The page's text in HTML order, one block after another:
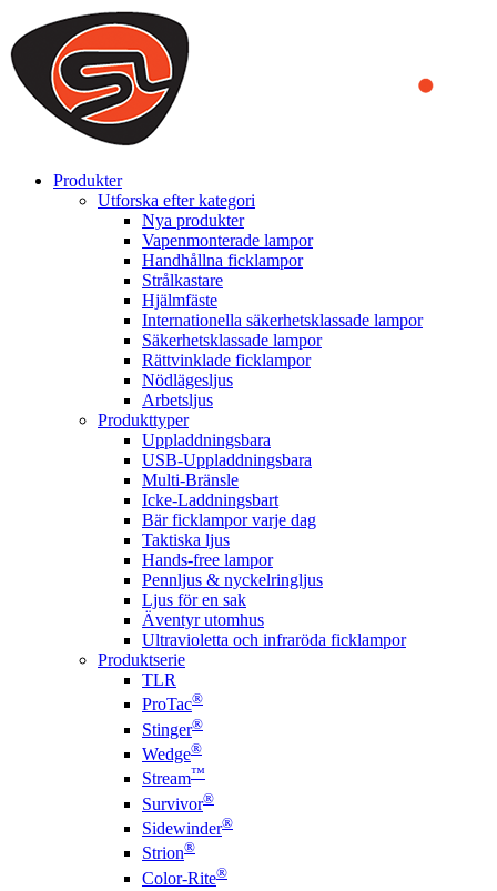
We use cookies to ensure that we provide you the best experience
on our website. By continuing to browse this website, you accept
that cookies are used to help us analyze how the website is used and
to offer you a better experience. To learn more or to find out how
you can disable cookies, you can access our
Produkter
Utforska efter kategori
Nya produkter
Vapenmonterade lampor
Handhållna ficklampor
Strålkastare
Hjälmfäste
Internationella säkerhetsklassade lampor
Säkerhetsklassade lampor
Rättvinklade ficklampor
Nödlägesljus
Arbetsljus
Produkttyper
Uppladdningsbara
USB-Uppladdningsbara
Multi-Bränsle
Icke-Laddningsbart
Bär ficklampor varje dag
Taktiska ljus
Hands-free lampor
Pennljus & nyckelringljus
Ljus för en sak
Äventyr utomhus
Ultravioletta och infraröda ficklampor
Produktserie
TLR
ProTac®
Stinger®
Wedge®
Stream™
Survivor®
Sidewinder®
Strion®
Color-Rite®